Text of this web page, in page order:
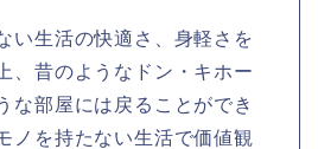
い生活の快適さ、身軽さを
、昔のようなドン・キホー
な部屋には戻ることができ
ノを持たない生活で価値観